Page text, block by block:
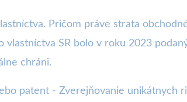
Pričom práve strata
SR bolo v roku 2023
chráni.
patent - Zverejňovanie unikátnych